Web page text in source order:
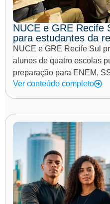
NUCE e GRE Recife
para estudantes da
NUCE e GRE Recife Sul
alunos de quatro escolas
preparação para ENEM,
Ver conteúdo completo